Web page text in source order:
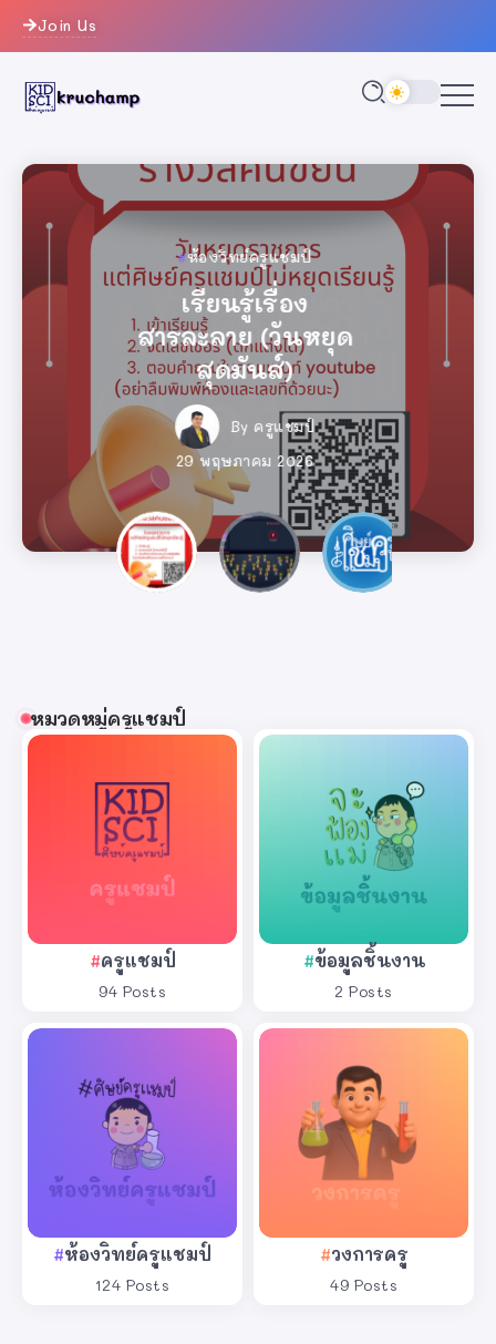
Join Us
วงการครู
เกมสุ่มเลขที่
นักเรียน
ครูแชมป์
26 มิถุนายน 2026
ครูแชมป์
ทำเนียบศิษย์ครู
แชมป์ ปีการศึกษา
2569
By ครูแชมป์
14 มิถุนายน 2026
ห้องวิทย์ครูแชมป์
เรียนรู้เรื่อง
สารละลาย (วันหยุด
สุดมันส์)
By ครูแชมป์
29 พฤษภาคม 2026
วงการครู
เกมสุ่มเลขที่
นักเรียน
ครูแชมป์
26 มิถุนายน 2026
ครูแชมป์
ทำเนียบศิษย์ครู
แชมป์ ปีการศึกษา
2569
By ครูแชมป์
14 มิถุนายน 2026
ห้องวิทย์ครูแชมป์
เรียนรู้เรื่อง
สารละลาย (วันหยุด
สุดมันส์)
By ครูแชมป์
29 พฤษภาคม 2026
วงการครู
เกมสุ่มเลขที่
นักเรียน
By
ครูแชมป์
26 มิถุนายน 2026
ครูแชมป์
ทำเนียบศิษย์ครู
แชมป์ ปีการศึกษา
2569
By
ครูแชมป์
14 มิถุนายน 2026
ห้องวิทย์ครูแชมป์
เรียนรู้เรื่อง
สารละลาย (วันหยุด
สุดมันส์)
By
ครูแชมป์
29 พฤษภาคม 2026
หมวดหมู่ครูแชมป์
ครูแชมป์
94 Posts
ข้อมูลชิ้นงาน
2 Posts
ห้องวิทย์ครูแชมป์
124 Posts
วงการครู
49 Posts